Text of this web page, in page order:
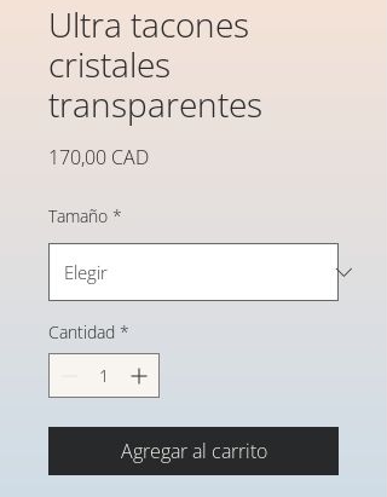
Ultra tacones
cristales
transparentes
170,00 CADPrecio
Tamaño *
Cantidad *
Agregar al carrito